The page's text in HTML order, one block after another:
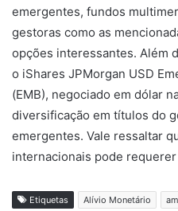
emergentes, fundos
gestoras como as
opções interessantes. Além
o iShares JPMorgan USD
(EMB), negociado em dólar
diversificação em títulos do
emergentes. Vale ressaltar
internacionais pode
Etiquetas Alívio Monetário